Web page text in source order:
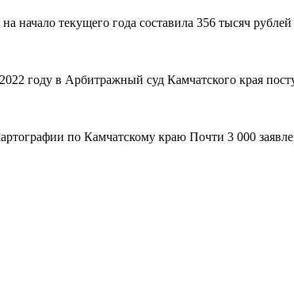
начало текущего года составила 356 тысяч
году в Арбитражный суд Камчатского края
по Камчатскому краю Почти 3 000